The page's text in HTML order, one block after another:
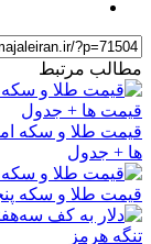
مطالب مرتبط
ها + جدول
قیمت طلا و سکه پنجشنبه